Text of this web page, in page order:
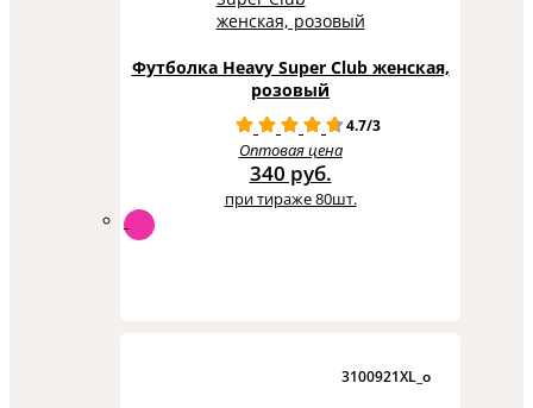
Футболка Heavy Super Club женская,
розовый
4.7/3
Оптовая цена
340 руб.
при тираже 80шт.
3100921XL_o